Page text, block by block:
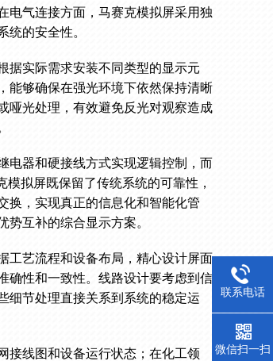
电气连接方面，马赛克模拟屏采用独
的安全性。
据实际需求安装不同类型的显示元
能够确保在强光环境下依然保持清晰
哑光处理，有效避免反光对观察造成
电器和硬接线方式实现逻辑控制，而
拟屏既保留了传统系统的可靠性，
换，实现真正的信息化和智能化管
互补的综合显示方案。
工艺流程和设备布局，精心设计屏面
确性和一致性。线路设计要考虑到信
细节处理直接关系到系统的稳定运
接线图和设备运行状态；在化工领
联系电话
微信扫一扫